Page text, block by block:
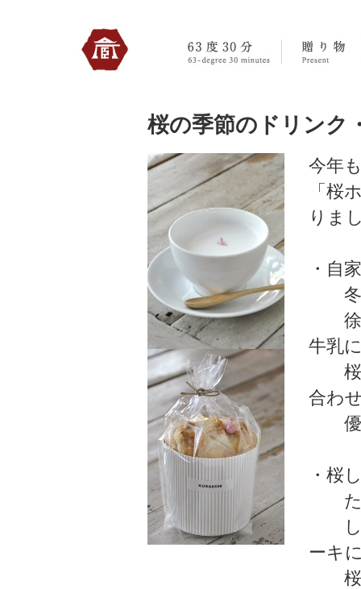
桜の季節のドリンク
今年
「桜
りま
・自
冬
徐
牛乳
桜
合わ
優
・桜
た
し
ーキ
桜